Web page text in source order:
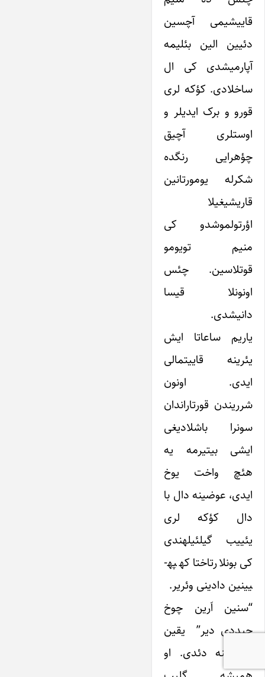
قاییشیمی آچسین
دئیین الین بئلیمه
آپارمیشدی کی ال
ساخلادی. کؤکه لری
قورو و برک ایدیلر و
اوست­لری آچیق
چؤهرایی رنگده
شکرله یومورتانین
قاریشیغیلا
اؤرتولموشدو کی
منیم تویومو
قوتلاسین. چئس
اونونلا قیسا
دانیشدی.
یاریم ساعاتا ایش
یئرینه قاییتمالی
ایدی. اونون
شرریندن قورتاراندان
سونرا باشلادیغی
ایشی بیتیرمه یه
هئچ واخت یوخ
ایدی، عوضینه دال با
دال کؤکه لری
یئییب گیلئیله­ندی
کی بونلارتاختا که­په­
یی­نین دادینی وئریر.
“سنین اَرین چوخ
جیددی دیر” یقین
کی منه دئدی. او